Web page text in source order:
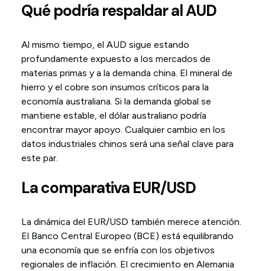
Qué podría respaldar al AUD
Al mismo tiempo, el AUD sigue estando
profundamente expuesto a los mercados de
materias primas y a la demanda china. El mineral de
hierro y el cobre son insumos críticos para la
economía australiana. Si la demanda global se
mantiene estable, el dólar australiano podría
encontrar mayor apoyo. Cualquier cambio en los
datos industriales chinos será una señal clave para
este par.
La comparativa EUR/USD
La dinámica del EUR/USD también merece atención.
El Banco Central Europeo (BCE) está equilibrando
una economía que se enfría con los objetivos
regionales de inflación. El crecimiento en Alemania